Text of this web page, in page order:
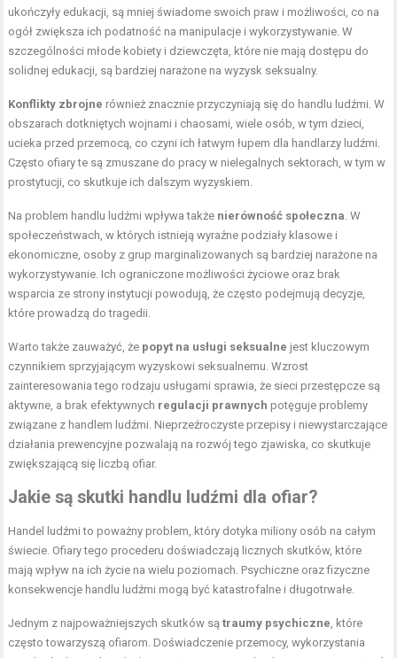
ukończyły edukacji, są mniej świadome swoich praw i możliwości, co na
ogół zwiększa ich podatność na manipulacje i wykorzystywanie. W
szczególności młode kobiety i dziewczęta, które nie mają dostępu do
solidnej edukacji, są bardziej narażone na wyzysk seksualny.
Konflikty zbrojne również znacznie przyczyniają się do handlu ludźmi. W
obszarach dotkniętych wojnami i chaosami, wiele osób, w tym dzieci,
ucieka przed przemocą, co czyni ich łatwym łupem dla handlarzy ludźmi.
Często ofiary te są zmuszane do pracy w nielegalnych sektorach, w tym w
prostytucji, co skutkuje ich dalszym wyzyskiem.
Na problem handlu ludźmi wpływa także nierówność społeczna . W
społeczeństwach, w których istnieją wyraźne podziały klasowe i
ekonomiczne, osoby z grup marginalizowanych są bardziej narażone na
wykorzystywanie. Ich ograniczone możliwości życiowe oraz brak
wsparcia ze strony instytucji powodują, że często podejmują decyzje,
które prowadzą do tragedii.
Warto także zauważyć, że popyt na usługi seksualne jest kluczowym
czynnikiem sprzyjającym wyzyskowi seksualnemu. Wzrost
zainteresowania tego rodzaju usługami sprawia, że sieci przestępcze są
aktywne, a brak efektywnych regulacji prawnych potęguje problemy
związane z handlem ludźmi. Nieprzeźroczyste przepisy i niewystarczające
działania prewencyjne pozwalają na rozwój tego zjawiska, co skutkuje
zwiększającą się liczbą ofiar.
Jakie są skutki handlu ludźmi dla ofiar?
Handel ludźmi to poważny problem, który dotyka miliony osób na całym
świecie. Ofiary tego procederu doświadczają licznych skutków, które
mają wpływ na ich życie na wielu poziomach. Psychiczne oraz fizyczne
konsekwencje handlu ludźmi mogą być katastrofalne i długotrwałe.
Jednym z najpoważniejszych skutków sątraumy psychiczne , które
często towarzyszą ofiarom. Doświadczenie przemocy, wykorzystania